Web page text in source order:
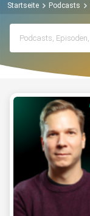
Startseite Podcasts